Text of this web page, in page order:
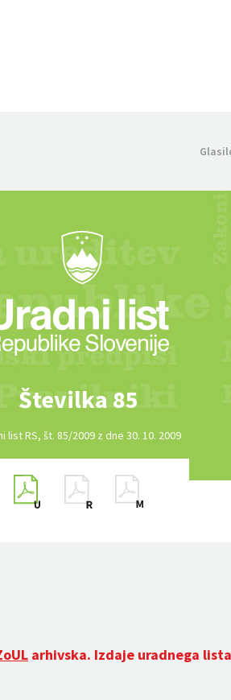
Številka 85
list RS, št. 85/2009 z dne 30. 10. 2009
arhivska. Izdaje uradnega